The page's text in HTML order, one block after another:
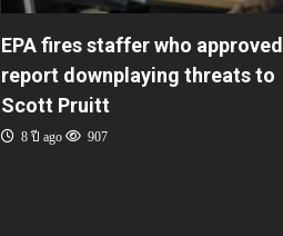
EPA fires staffer who approved
report downplaying threats to
Scott Pruitt
8 ปี ago 907